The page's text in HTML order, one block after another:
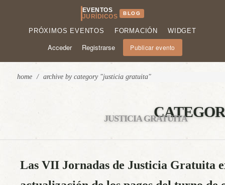
EVENTOS
JURÍDICOS
BLOG
PRÓXIMOS EVENTOS FORMACIÓN WIDGET
Acceder Registrarse Publicar evento
home / archive by category "justicia gratuita"
JUSTICIA GRATUITA
Las VII Jornadas de Justicia Gratuita